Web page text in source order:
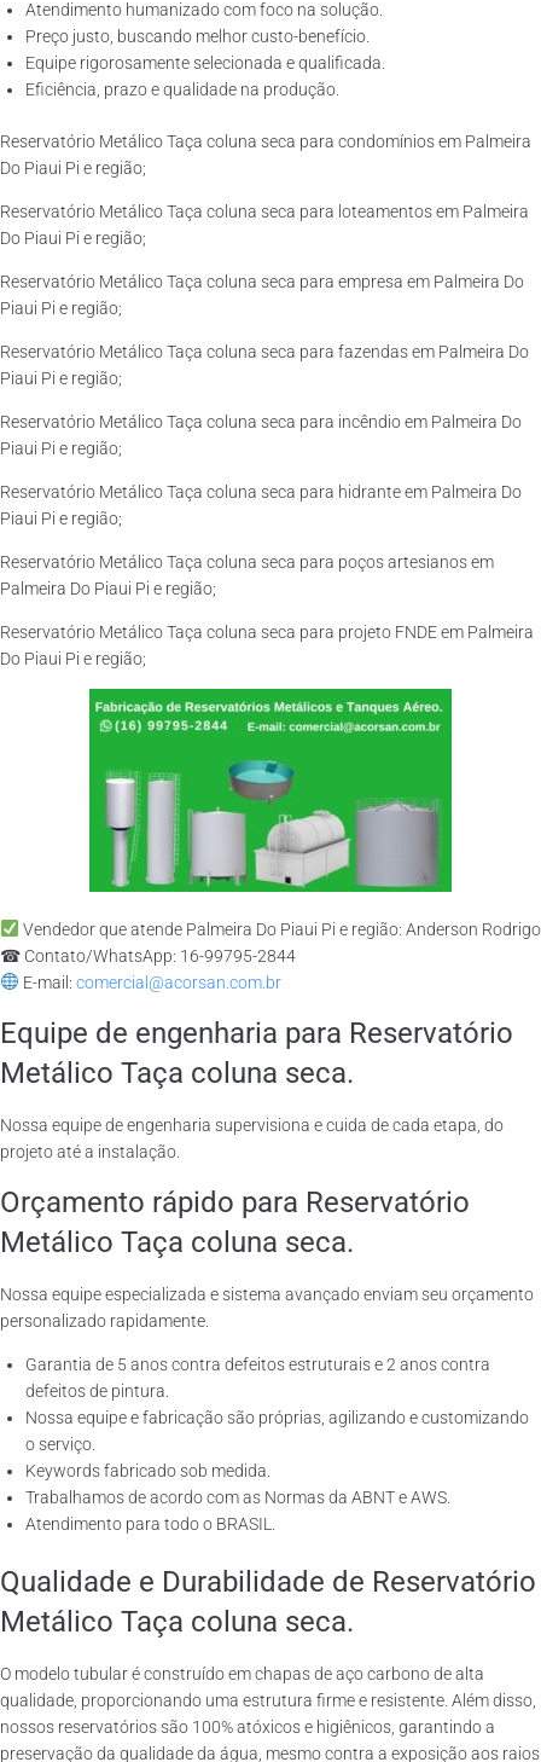
Atendimento humanizado com foco na solução.
Preço justo, buscando melhor custo-benefício.
Equipe rigorosamente selecionada e qualificada.
Eficiência, prazo e qualidade na produção.
Reservatório Metálico Taça coluna seca para condomínios em Palmeira
Do Piaui Pi e região;
Reservatório Metálico Taça coluna seca para loteamentos em Palmeira
Do Piaui Pi e região;
Reservatório Metálico Taça coluna seca para empresa em Palmeira Do
Piaui Pi e região;
Reservatório Metálico Taça coluna seca para fazendas em Palmeira Do
Piaui Pi e região;
Reservatório Metálico Taça coluna seca para incêndio em Palmeira Do
Piaui Pi e região;
Reservatório Metálico Taça coluna seca para hidrante em Palmeira Do
Piaui Pi e região;
Reservatório Metálico Taça coluna seca para poços artesianos em
Palmeira Do Piaui Pi e região;
Reservatório Metálico Taça coluna seca para projeto FNDE em Palmeira
Do Piaui Pi e região;
Vendedor que atende Palmeira Do Piaui Pi e região: Anderson Rodrigo
☎ Contato/WhatsApp: 16-99795-2844
E-mail: comercial@acorsan.com.br
Equipe de engenharia para Reservatório
Metálico Taça coluna seca.
Nossa equipe de engenharia supervisiona e cuida de cada etapa, do
projeto até a instalação.
Orçamento rápido para Reservatório
Metálico Taça coluna seca.
Nossa equipe especializada e sistema avançado enviam seu orçamento
personalizado rapidamente.
Garantia de 5 anos contra defeitos estruturais e 2 anos contra
defeitos de pintura.
Nossa equipe e fabricação são próprias, agilizando e customizando
o serviço.
Keywords fabricado sob medida.
Trabalhamos de acordo com as Normas da ABNT e AWS.
Atendimento para todo o BRASIL.
Qualidade e Durabilidade de Reservatório
Metálico Taça coluna seca.
O modelo tubular é construído em chapas de aço carbono de alta
qualidade, proporcionando uma estrutura firme e resistente. Além disso,
nossos reservatórios são 100% atóxicos e higiênicos, garantindo a
preservação da qualidade da água, mesmo contra a exposição aos raios